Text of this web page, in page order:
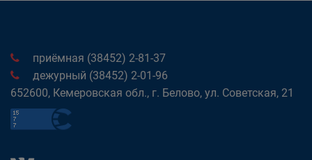
приёмная (38452) 2-81-37
дежурный (38452) 2-01-96
652600, Кемеровская обл., г. Белово, ул. Советская, 21